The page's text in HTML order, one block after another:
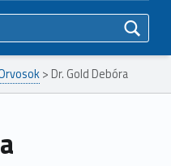
> Dr. Gold Debóra